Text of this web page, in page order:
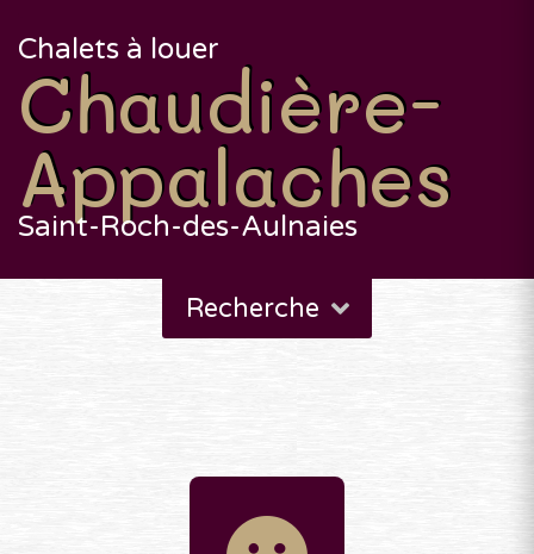
Chalets à louer
Chaudière-
Appalaches
Saint-Roch-des-Aulnaies
Recherche